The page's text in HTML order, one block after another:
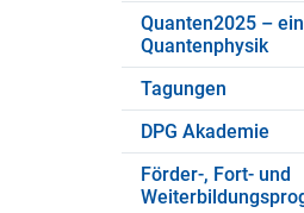
Quanten2025 –
Quantenphysik
Tagungen
DPG Akademie
Förder-, Fort- und